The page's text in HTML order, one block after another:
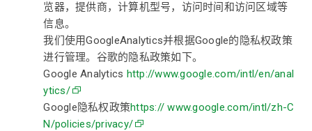
览器，提供商，计算机型号，访问时间和访问区域等
信息。
我们使用GoogleAnalytics并根据Google的隐私权政策
进行管理。谷歌的隐私政策如下。
Google Analytics http://www.google.com/intl/en/anal
ytics/
Google隐私权政策https:// www.google.com/intl/zh-C
N/policies/privacy/